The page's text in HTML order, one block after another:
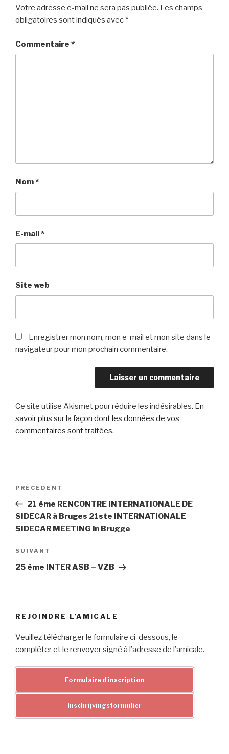
Votre adresse e-mail ne sera pas publiée. Les champs
obligatoires sont indiqués avec *
Commentaire *
Nom*
E-mail*
Site web
Enregistrer mon nom, mon e-mail et mon site dans le
navigateur pour mon prochain commentaire.
Ce site utilise Akismet pour réduire les indésirables. En
savoir plus sur la façon dont les données de vos
commentaires sont traitées.
Navigation
l’article
Article
précédent
PRÉCÉDENT
21 ème RENCONTRE INTERNATIONALE DE
SIDECAR à Bruges 21ste INTERNATIONALE
SIDECAR MEETING in Brugge
Article
suivant
SUIVANT
25 ème INTER ASB – VZB
REJOINDRE L’AMICALE
Veuillez télécharger le formulaire ci-dessous, le
compléter et le renvoyer signé à l’adresse de l’amicale.
Formulaire d'inscription
Inschrijvingsformulier